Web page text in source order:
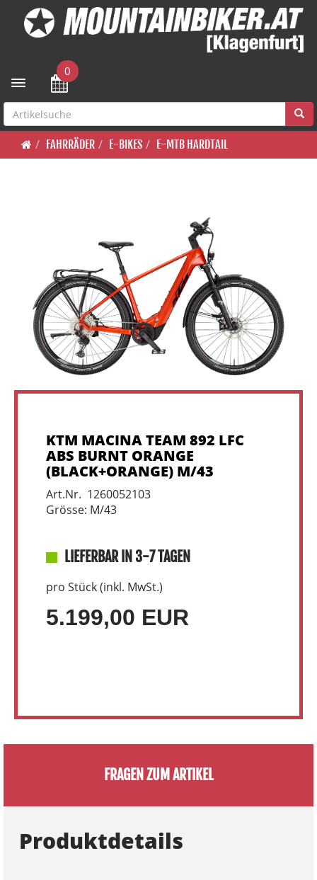
Toggle navigation
0
FAHRRÄDER E-BIKES E-MTB HARDTAIL
KTM MACINA TEAM 892 LFC
ABS BURNT ORANGE
(BLACK+ORANGE) M/43
Art.Nr. 1260052103
Grösse: M/43
LIEFERBAR IN 3-7 TAGEN
pro Stück (inkl. MwSt.)
5.199,00 EUR
FRAGEN ZUM ARTIKEL
Produktdetails